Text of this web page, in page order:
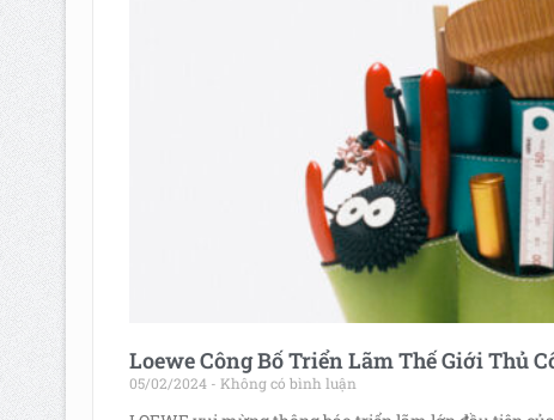
Loewe Công Bố Triển Lãm Thế Giới Thủ
05/02/2024 Không có bình luận